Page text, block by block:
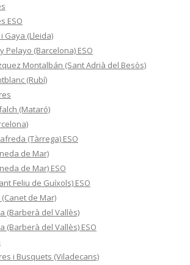
ESO
Gaya (Lleida)
Pelayo (Barcelona) ESO
Montalbán (Sant Adrià del Besòs)
(Rubí)
(Mataró)
(Tàrrega) ESO
de Mar)
de Mar) ESO
Feliu de Guíxols) ESO
de Mar)
(Barberà del Vallès)
(Barberà del Vallès) ESO
i Busquets (Viladecans)